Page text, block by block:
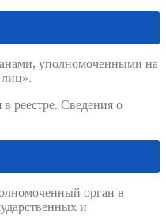
уполномоченными на
реестре. Сведения о
орган в
и